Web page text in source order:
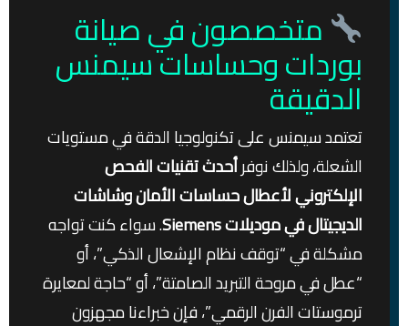
متخصصون في صيانة
بوردات وحساسات سيمنس
الدقيقة
تعتمد سيمنس على تكنولوجيا الدقة في مستويات
الشعلة، ولذلك نوفرأحدث تقنيات الفحص
الإلكتروني لأعطال حساسات الأمان وشاشات
الديجيتال في موديلات Siemens
. سواء كنت تواجه
مشكلة في “توقف نظام الإشعال الذكي”، أو
“عطل في مروحة التبريد الصامتة”، أو “حاجة لمعايرة
ترموستات الفرن الرقمي”، فإن خبراءنا مجهزون